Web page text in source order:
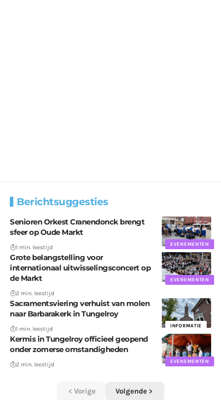
Berichtsuggesties
EVENEMENTEN
Senioren Orkest Cranendonck brengt
sfeer op Oude Markt
1 min. leestijd
EVENEMENTEN
Grote belangstelling voor
internationaal uitwisselingsconcert op
de Markt
2 min. leestijd
INFORMATIE
Sacramentsviering verhuist van molen
naar Barbarakerk in Tungelroy
1 min. leestijd
EVENEMENTEN
Kermis in Tungelroy officieel geopend
onder zomerse omstandigheden
2 min. leestijd
Vorige Volgende